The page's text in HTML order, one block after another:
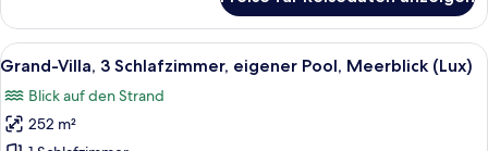
Villa,
3 Schlafzimmer,
eigener
Strandnähe
(Lux)
Alle
Fotos
für
Grand-
Ein großzügiger Wohnbereich mit
7
Grand-Villa, 3 Schlafzimmer, eigener Pool, Meerblick (Lux)
Blick auf den Strand
252 m²